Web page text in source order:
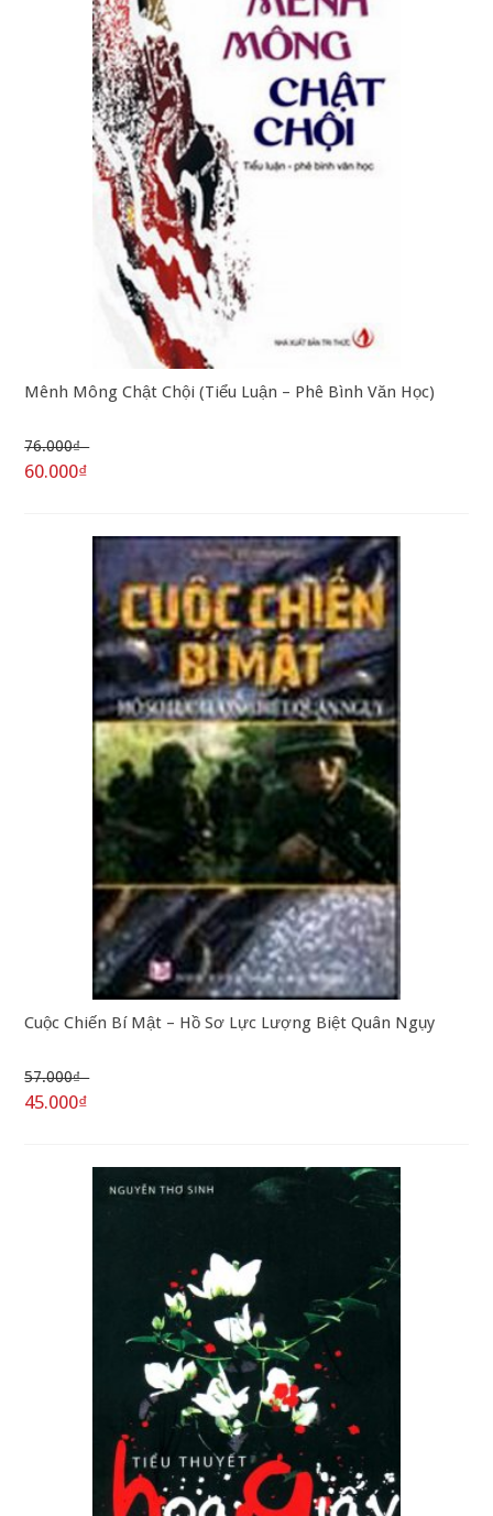
Mênh Mông Chật Chội (Tiểu Luận – Phê Bình Văn Học)
76.000₫
60.000₫
Cuộc Chiến Bí Mật – Hồ Sơ Lực Lượng Biệt Quân Ngụy
57.000₫
45.000₫